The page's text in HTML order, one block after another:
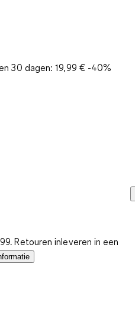
30 dagen:19,99 €-40%
Retouren inleveren in een